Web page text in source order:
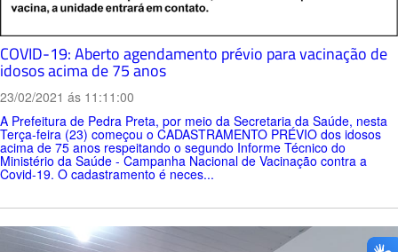
COVID-19: Aberto agendamento prévio para vacinação de
idosos acima de 75 anos
23/02/2021 ás 11:11:00
A Prefeitura de Pedra Preta, por meio da Secretaria da Saúde, nesta
Terça-feira (23) começou o CADASTRAMENTO PRÉVIO dos idosos
acima de 75 anos respeitando o segundo Informe Técnico do
Ministério da Saúde - Campanha Nacional de Vacinação contra a
Covid-19. O cadastramento é neces...